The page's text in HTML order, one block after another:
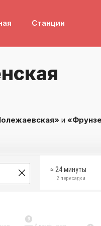
Станции
и
≈ 24 минуты
2 пересадки
9